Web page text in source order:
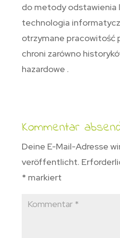
do metody odstawienia
technologia
otrzymane pracowitość
chroni zarówno
hazardowe .
Kommentar
Deine E-Mail-Adresse
veröffentlicht.
* markiert